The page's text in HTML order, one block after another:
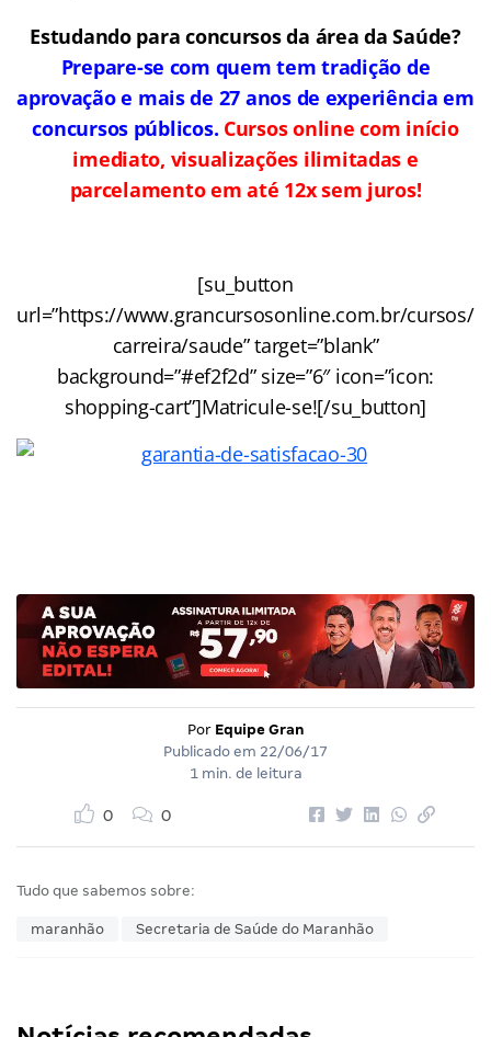
Estudando para concursos da área da Saúde?
Prepare-se com quem tem tradição de
aprovação e mais de 27 anos de experiência em
concursos públicos. Cursos online com início
imediato, visualizações ilimitadas e
parcelamento em até 12x sem juros!
[su_button
url=”https://www.grancursosonline.com.br/cursos/
carreira/saude” target=”blank”
background=”#ef2f2d” size=”6″ icon=”icon:
shopping-cart”]Matricule-se![/su_button]
Por Equipe Gran
Publicado em 22/06/17
1 min. de leitura
0 0
Tudo que sabemos sobre:
maranhão Secretaria de Saúde do Maranhão